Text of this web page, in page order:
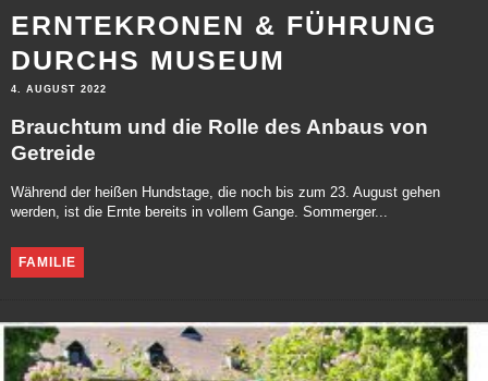
ERNTEKRONEN & FÜHRUNG
DURCHS MUSEUM
4. AUGUST 2022
Brauchtum und die Rolle des Anbaus von
Getreide
Während der heißen Hundstage, die noch bis zum 23. August gehen
werden, ist die Ernte bereits in vollem Gange. Sommerger...
FAMILIE